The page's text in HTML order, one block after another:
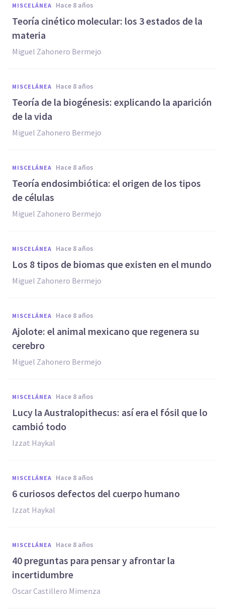
MISCELÁNEA hace 8 años
Teoría cinético molecular: los 3 estados de la
materia
Miguel Zahonero Bermejo
MISCELÁNEA hace 8 años
Teoría de la biogénesis: explicando la aparición
de la vida
Miguel Zahonero Bermejo
MISCELÁNEA hace 8 años
Teoría endosimbiótica: el origen de los tipos
de células
Miguel Zahonero Bermejo
MISCELÁNEA hace 8 años
Los 8 tipos de biomas que existen en el mundo
Miguel Zahonero Bermejo
MISCELÁNEA hace 8 años
Ajolote: el animal mexicano que regenera su
cerebro
Miguel Zahonero Bermejo
MISCELÁNEA hace 8 años
Lucy la Australopithecus: así era el fósil que lo
cambió todo
Izzat Haykal
MISCELÁNEA hace 8 años
6 curiosos defectos del cuerpo humano
Izzat Haykal
MISCELÁNEA hace 8 años
40 preguntas para pensar y afrontar la
incertidumbre
Oscar Castillero Mimenza